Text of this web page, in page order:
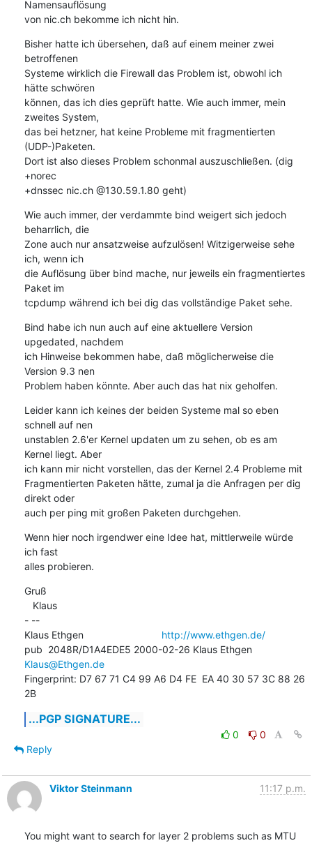
Namensauflösung
von nic.ch bekomme ich nicht hin.
Bisher hatte ich übersehen, daß auf einem meiner zwei
betroffenen
Systeme wirklich die Firewall das Problem ist, obwohl ich
hätte schwören
können, das ich dies geprüft hatte. Wie auch immer, mein
zweites System,
das bei hetzner, hat keine Probleme mit fragmentierten
(UDP-)Paketen.
Dort ist also dieses Problem schonmal auszuschließen. (dig
+norec
+dnssec nic.ch @130.59.1.80 geht)
Wie auch immer, der verdammte bind weigert sich jedoch
beharrlich, die
Zone auch nur ansatzweise aufzulösen! Witzigerweise sehe
ich, wenn ich
die Auflösung über bind mache, nur jeweils ein fragmentiertes
Paket im
tcpdump während ich bei dig das vollständige Paket sehe.
Bind habe ich nun auch auf eine aktuellere Version
upgedated, nachdem
ich Hinweise bekommen habe, daß möglicherweise die
Version 9.3 nen
Problem haben könnte. Aber auch das hat nix geholfen.
Leider kann ich keines der beiden Systeme mal so eben
schnell auf nen
unstablen 2.6'er Kernel updaten um zu sehen, ob es am
Kernel liegt. Aber
ich kann mir nicht vorstellen, das der Kernel 2.4 Probleme mit
Fragmentierten Paketen hätte, zumal ja die Anfragen per dig
direkt oder
auch per ping mit großen Paketen durchgehen.
Wenn hier noch irgendwer eine Idee hat, mittlerweile würde
ich fast
alles probieren.
Gruß
- --
Klaus Ethgen http://www.ethgen.de/
pub  2048R/D1A4EDE5 2000-02-26 Klaus Ethgen
Klaus@Ethgen.de
Fingerprint: D7 67 71 C4 99 A6 D4 FE  EA 40 30 57 3C 88 26
2B
...PGP SIGNATURE...
0
0
Reply
Viktor Steinmann 11:17 p.m.
You might want to search for layer 2 problems such as MTU